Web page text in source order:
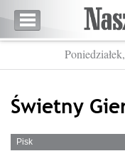
Świetny
Pisk